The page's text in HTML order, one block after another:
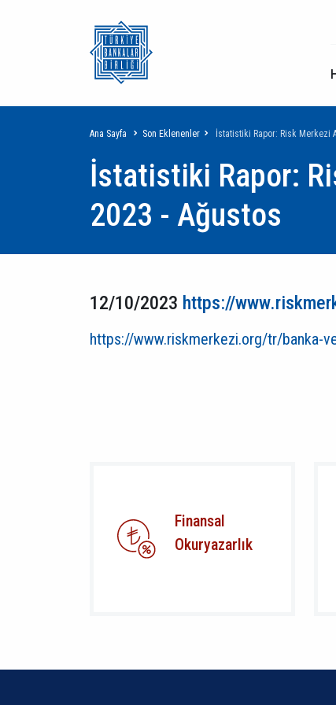
Sayfa
yolu
Ana Sayfa Son Eklenenler İstatistiki Rapor: Risk Merkezi
İstatistiki Rapor:
2023 - Ağustos
12/10/2023 https://
https://www.riskmerkezi.org/tr/banka-
Finansal
Okuryazarlık